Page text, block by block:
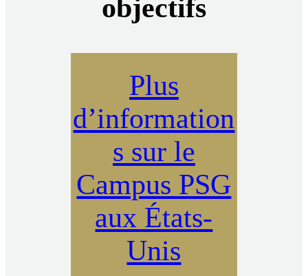
objectifs
Plus
d’information
s sur le
Campus PSG
aux États-
Unis